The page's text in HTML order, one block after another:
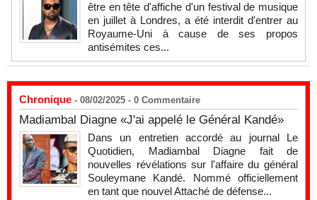
être en tête d'affiche d'un festival de musique
en juillet à Londres, a été interdit d'entrer au
Royaume-Uni à cause de ses propos
antisémites ces...
Chronique - 08/02/2025 - 0 Commentaire
Madiambal Diagne «J'ai appelé le Général Kandé»
Dans un entretien accordé au journal Le
Quotidien, Madiambal Diagne fait de
nouvelles révélations sur l'affaire du général
Souleymane Kandé. Nommé officiellement
en tant que nouvel Attaché de défense...